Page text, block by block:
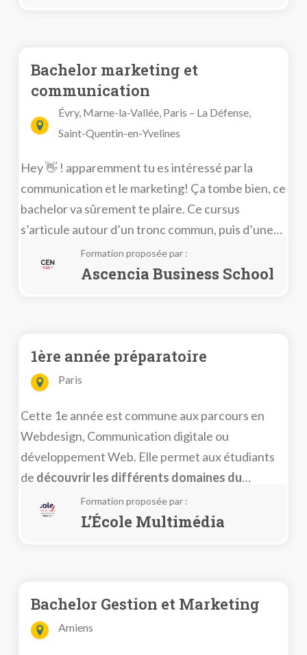
Bachelor marketing et
communication
Évry, Marne-la-Vallée, Paris – La Défense,
Saint-Quentin-en-Yvelines
Hey 👋 ! apparemment tu es intéressé par la
communication et le marketing! Ça tombe bien, ce
bachelor va sûrement te plaire. Ce cursus
s’articule autour d’un tronc commun, puis d’une
année. Au programme : innovation,
humanités, communication média, activité
Formation proposée par :
Ascencia Business School
1ère année préparatoire
Paris
Cette 1e année est commune aux parcours en
Webdesign, Communication digitale ou
développement Web. Elle permet aux étudiants
de découvrir les différents domaines du
qui dévoileront au fil de l’année la
filière avec laquelle ils ont le plus d’affinité et en
Formation proposée par :
L’École Multimédia
Bachelor Gestion et Marketing
Amiens